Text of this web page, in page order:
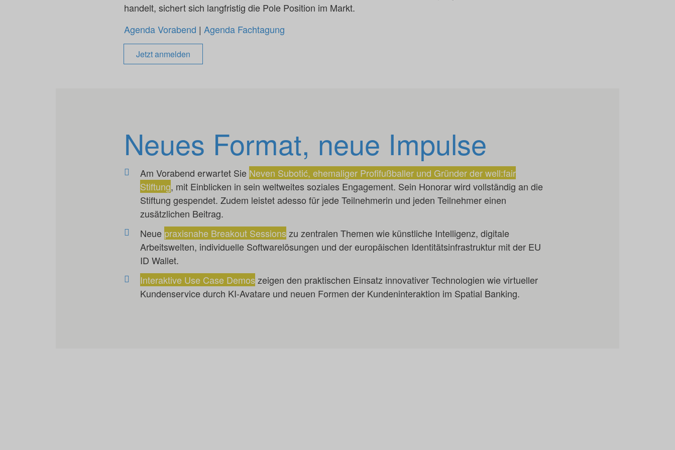
handelt, sichert sich langfristig die Pole Position im Markt.
Agenda Vorabend | Agenda Fachtagung
Jetzt anmelden
Neues Format, neue Impulse
Am Vorabend erwartet Sie Neven Subotić, ehemaliger Profifußballer und Gründer der well:fair
Stiftung, mit Einblicken in sein weltweites soziales Engagement. Sein Honorar wird vollständig an die
Stiftung gespendet. Zudem leistet adesso für jede Teilnehmerin und jeden Teilnehmer einen
zusätzlichen Beitrag.
Neue praxisnahe Breakout Sessions zu zentralen Themen wie künstliche Intelligenz, digitale
Arbeitswelten, individuelle Softwarelösungen und der europäischen Identitätsinfrastruktur mit der EU
ID Wallet.
Interaktive Use Case Demos zeigen den praktischen Einsatz innovativer Technologien wie virtueller
Kundenservice durch KI-Avatare und neuen Formen der Kundeninteraktion im Spatial Banking.